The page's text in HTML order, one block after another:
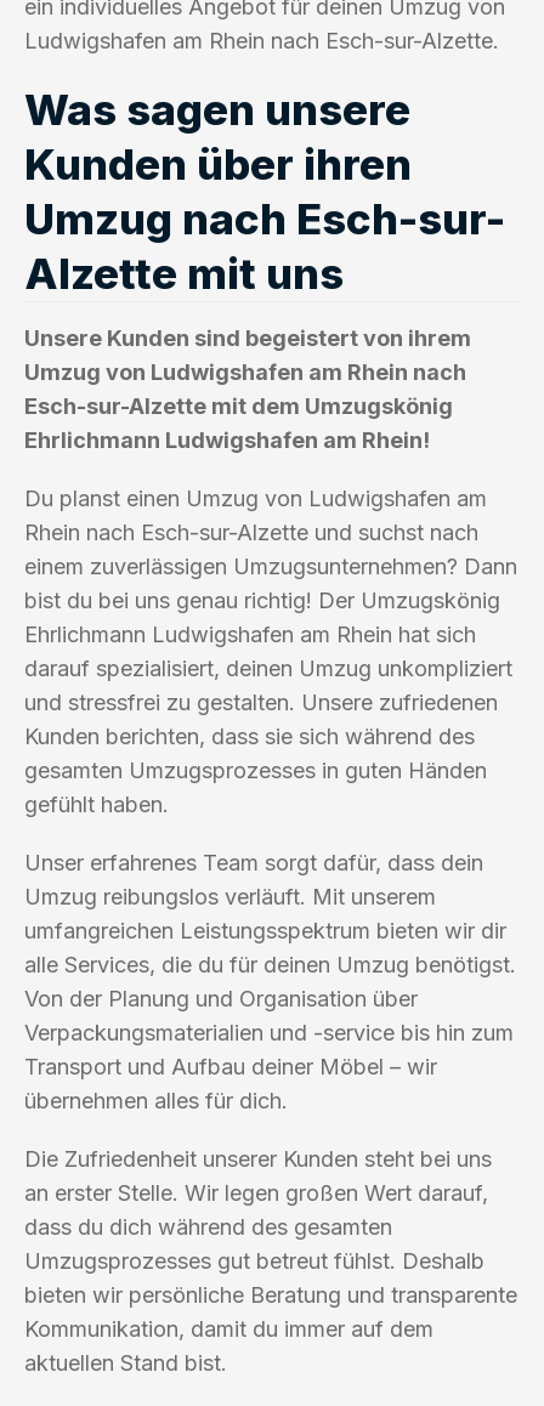
ein individuelles Angebot für deinen Umzug von
Ludwigshafen am Rhein nach Esch-sur-Alzette.
Was sagen unsere
Kunden über ihren
Umzug nach Esch-sur-
Alzette mit uns
Unsere Kunden sind begeistert von ihrem
Umzug von Ludwigshafen am Rhein nach
Esch-sur-Alzette mit dem Umzugskönig
Ehrlichmann Ludwigshafen am Rhein!
Du planst einen Umzug von Ludwigshafen am
Rhein nach Esch-sur-Alzette und suchst nach
einem zuverlässigen Umzugsunternehmen? Dann
bist du bei uns genau richtig! Der Umzugskönig
Ehrlichmann Ludwigshafen am Rhein hat sich
darauf spezialisiert, deinen Umzug unkompliziert
und stressfrei zu gestalten. Unsere zufriedenen
Kunden berichten, dass sie sich während des
gesamten Umzugsprozesses in guten Händen
gefühlt haben.
Unser erfahrenes Team sorgt dafür, dass dein
Umzug reibungslos verläuft. Mit unserem
umfangreichen Leistungsspektrum bieten wir dir
alle Services, die du für deinen Umzug benötigst.
Von der Planung und Organisation über
Verpackungsmaterialien und -service bis hin zum
Transport und Aufbau deiner Möbel – wir
übernehmen alles für dich.
Die Zufriedenheit unserer Kunden steht bei uns
an erster Stelle. Wir legen großen Wert darauf,
dass du dich während des gesamten
Umzugsprozesses gut betreut fühlst. Deshalb
bieten wir persönliche Beratung und transparente
Kommunikation, damit du immer auf dem
aktuellen Stand bist.